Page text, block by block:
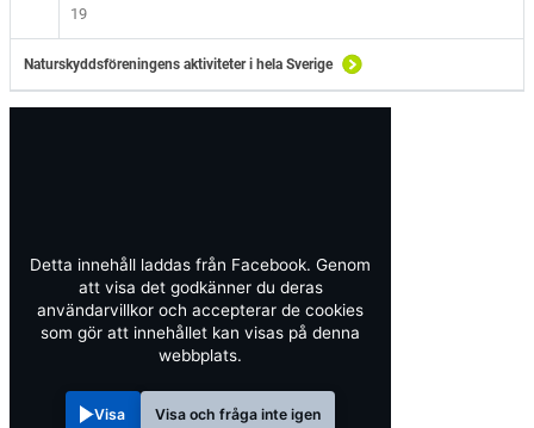
19
Naturskyddsföreningens aktiviteter i hela Sverige
Detta innehåll laddas från Facebook. Genom
att visa det godkänner du deras
användarvillkor och accepterar de cookies
som gör att innehållet kan visas på denna
webbplats.
Visa Visa och fråga inte igen